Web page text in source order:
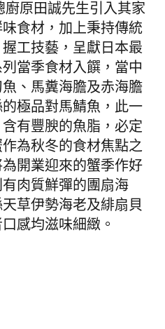
廚原田誠先生引入其家
食材， 加上秉持傳統
工技藝 ，呈獻 日本最
當季食材 入饌，當 中
、馬糞海膽及赤海膽
的極品對馬鯖魚 ，此一
含 有豐腴的魚脂，必定
為秋冬的食材 焦點之
為開業迎來的蟹季作好
有肉質鮮彈的團扇海
草伊勢海老及緋扇貝
口感均滋味細緻。